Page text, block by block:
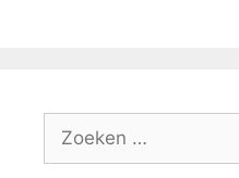
naar: